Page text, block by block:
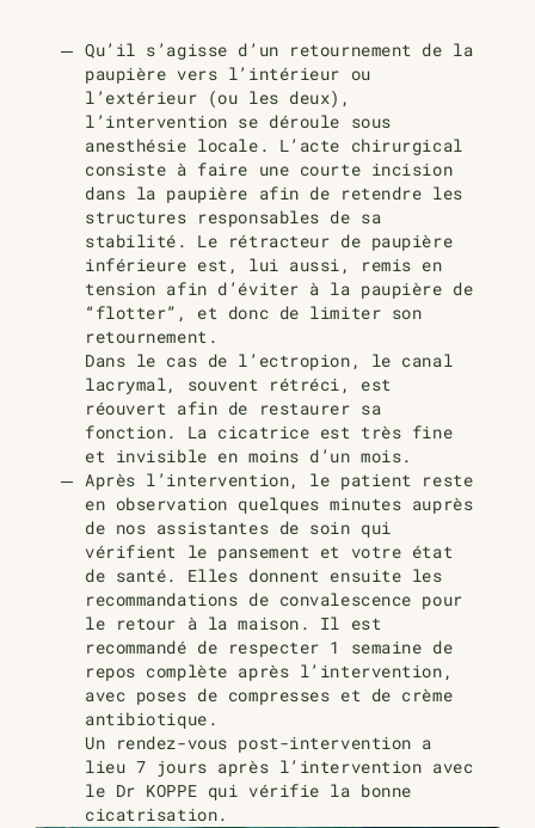
Qu’il s’agisse d’un retournement de la
paupière vers l’intérieur ou
l’extérieur (ou les deux),
l’intervention se déroule sous
anesthésie locale. L’acte chirurgical
consiste à faire une courte incision
dans la paupière afin de retendre les
structures responsables de sa
stabilité. Le rétracteur de paupière
inférieure est, lui aussi, remis en
tension afin d’éviter à la paupière de
“flotter”, et donc de limiter son
retournement.
Dans le cas de l’ectropion, le canal
lacrymal, souvent rétréci, est
réouvert afin de restaurer sa
fonction. La cicatrice est très fine
et invisible en moins d’un mois.
Après l’intervention, le patient reste
en observation quelques minutes auprès
de nos assistantes de soin qui
vérifient le pansement et votre état
de santé. Elles donnent ensuite les
recommandations de convalescence pour
le retour à la maison. Il est
recommandé de respecter 1 semaine de
repos complète après l’intervention,
avec poses de compresses et de crème
antibiotique.
Un rendez-vous post-intervention a
lieu 7 jours après l’intervention avec
le Dr KOPPE qui vérifie la bonne
cicatrisation.